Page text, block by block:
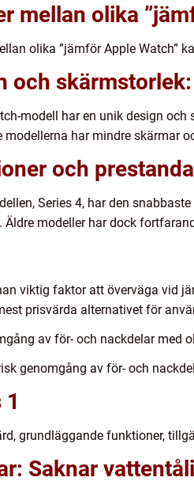
mellan olika
olika ”jämför Apple Watch”
och skärmstorlek:
modell har en unik design
modellerna har mindre skärmar
och
Series 4, har den
Äldre modeller har dock
viktig faktor att överväga vid
prisvärda alternativet för
av för- och nackdelar med
genomgång av för- och
grundläggande funktioner,
Saknar